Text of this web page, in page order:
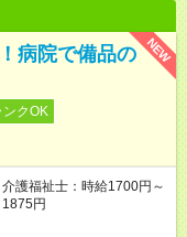
NEW
病院で備品の
ンクOK
護福祉士：時給1700円～
円